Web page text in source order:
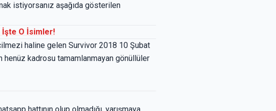
istiyorsanız aşağıda gösterilen
İşte O İsimler!
haline gelen Survivor 2018 10 Şubat
henüz kadrosu tamamlanmayan gönüllüler